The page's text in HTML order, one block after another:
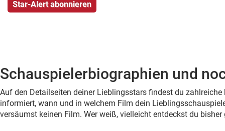
Schauspielerbiographien und
Auf den Detailseiten deiner Lieblingsstars findest du
informiert, wann und in welchem Film dein
versäumst keinen Film. Wer weiß, vielleicht entdeckst du